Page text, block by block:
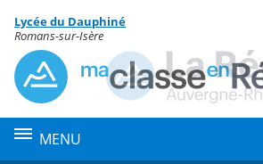
Menu de la rubrique
Contenu
Lycée du Dauphiné
Romans-sur-Isère
MENU